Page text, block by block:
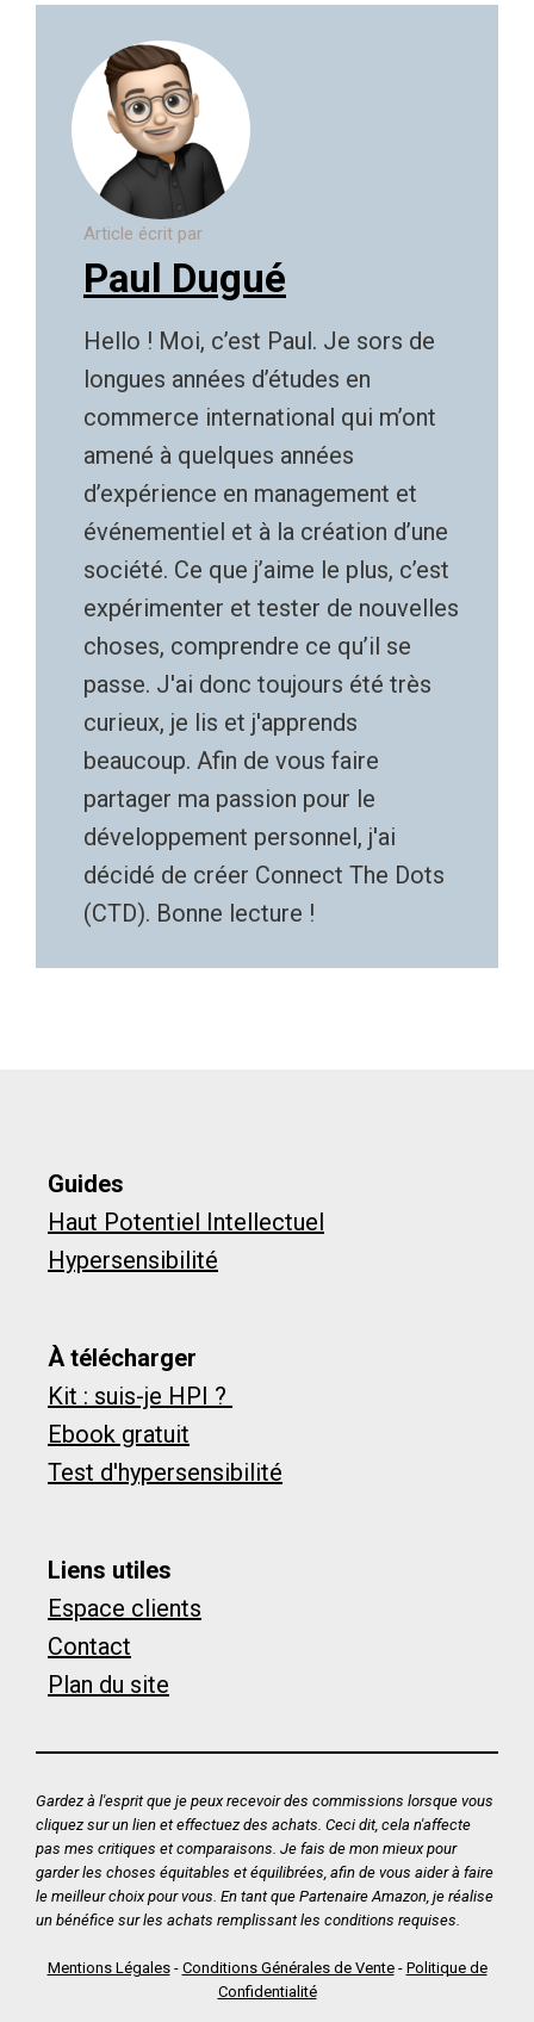
Article écrit par
Paul Dugué
Hello ! Moi, c’est Paul. Je sors de
longues années d’études en
commerce international qui m’ont
amené à quelques années
d’expérience en management et
événementiel et à la création d’une
société. Ce que j’aime le plus, c’est
expérimenter et tester de nouvelles
choses, comprendre ce qu’il se
passe. J'ai donc toujours été très
curieux, je lis et j'apprends
beaucoup. Afin de vous faire
partager ma passion pour le
développement personnel, j'ai
décidé de créer Connect The Dots
(CTD). Bonne lecture !
Guides
Haut Potentiel Intellectuel
Hypersensibilité
À télécharger
Kit : suis-je HPI ?
Ebook gratuit
Test d'hypersensibilité
Liens utiles
Espace clients
Contact
Plan du site
Gardez à l'esprit que je peux recevoir des commissions lorsque vous
cliquez sur un lien et effectuez des achats. Ceci dit, cela n'affecte
pas mes critiques et comparaisons. Je fais de mon mieux pour
garder les choses équitables et équilibrées, afin de vous aider à faire
le meilleur choix pour vous. En tant que Partenaire Amazon, je réalise
un bénéfice sur les achats remplissant les conditions requises.
Mentions Légales- Conditions Générales de Vente- Politique de
Confidentialité